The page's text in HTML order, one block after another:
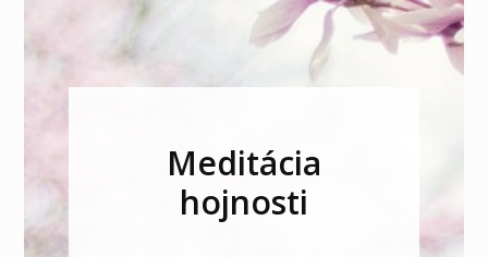
Meditácia
hojnosti